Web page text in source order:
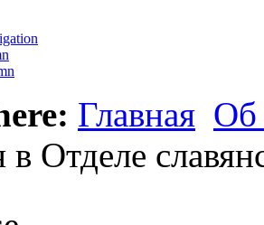
Главная Об
в Отделе